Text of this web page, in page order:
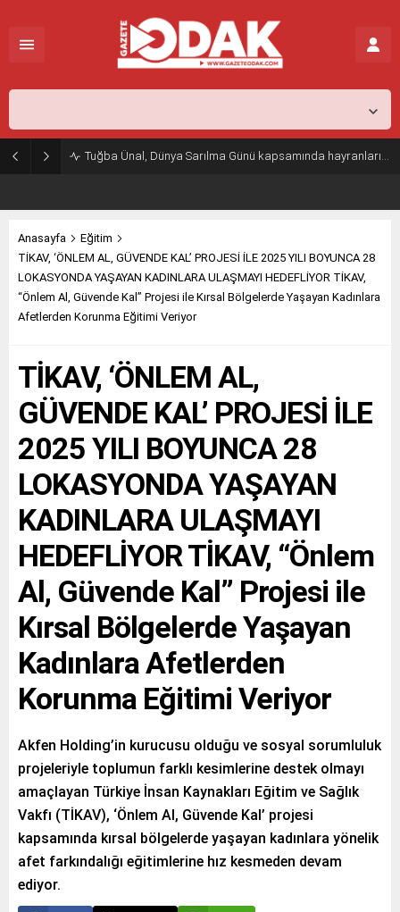
Tuğba Ünal, Dünya Sarılma Günü kapsamında hayranlarıyla buluştu
Anasayfa
Eğitim
TİKAV, ‘ÖNLEM AL, GÜVENDE KAL’ PROJESİ İLE 2025 YILI BOYUNCA 28
LOKASYONDA YAŞAYAN KADINLARA ULAŞMAYI HEDEFLİYOR TİKAV,
“Önlem Al, Güvende Kal” Projesi ile Kırsal Bölgelerde Yaşayan Kadınlara
Afetlerden Korunma Eğitimi Veriyor
TİKAV, ‘ÖNLEM AL,
GÜVENDE KAL’ PROJESİ İLE
2025 YILI BOYUNCA 28
LOKASYONDA YAŞAYAN
KADINLARA ULAŞMAYI
HEDEFLİYOR TİKAV, “Önlem
Al, Güvende Kal” Projesi ile
Kırsal Bölgelerde Yaşayan
Kadınlara Afetlerden
Korunma Eğitimi Veriyor
Akfen Holding’in kurucusu olduğu ve sosyal sorumluluk
projeleriyle toplumun farklı kesimlerine destek olmayı
amaçlayan Türkiye İnsan Kaynakları Eğitim ve Sağlık
Vakfı (TİKAV), ‘Önlem Al, Güvende Kal’ projesi
kapsamında kırsal bölgelerde yaşayan kadınlara yönelik
afet farkındalığı eğitimlerine hız kesmeden devam
ediyor.